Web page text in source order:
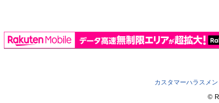
カスタマーハラスメ
©